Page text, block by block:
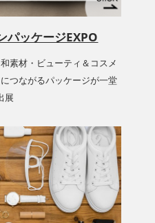
パッケージEXPO
素材・ビューティ＆コスメ
つながるパッケージが一堂
展